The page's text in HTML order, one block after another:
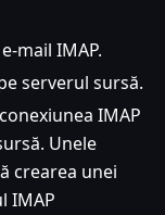
mail IMAP.
serverul sursă.
IMAP
Unele
crearea unei
IMAP